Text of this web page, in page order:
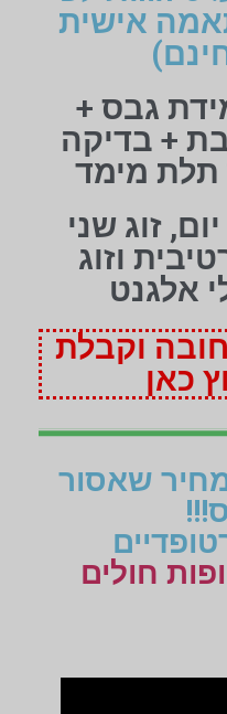
אישית
גבס +
+ בדיקה
תלת מימד
זוג שני
וזוג
אלגנט
וקבלת
כאן
שאסור
חולים